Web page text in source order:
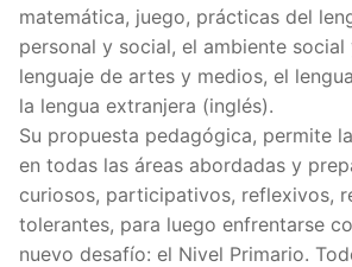
matemática, juego, prácticas del
personal y social, el ambiente social
lenguaje de artes y medios, el
la lengua extranjera (inglés).
Su propuesta pedagógica, permite
en todas las áreas abordadas y
curiosos, participativos, reflexivos,
tolerantes, para luego enfrentarse
nuevo desafío: el Nivel Primario.